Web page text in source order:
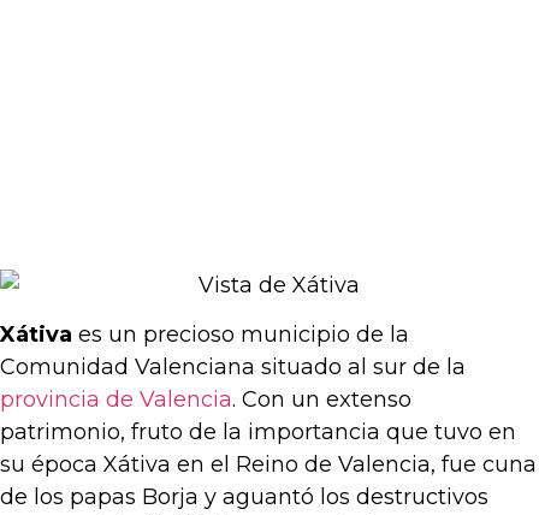
Xátiva es un precioso municipio de la
Comunidad Valenciana situado al sur de la
provincia de Valencia. Con un extenso
patrimonio, fruto de la importancia que tuvo en
su época Xátiva en el Reino de Valencia, fue cuna
de los papas Borja y aguantó los destructivos